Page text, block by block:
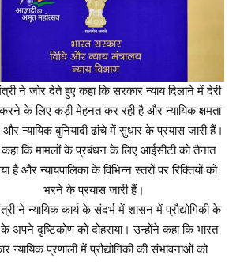
ने जोर देते हुए कहा कि सरकार न्याय दिलाने में देरी
के लिए कड़ी मेहनत कर रही है और न्यायिक क्षमता
और न्यायिक बुनियादी ढांचे में सुधार के प्रयास जारी हैं।
कहा कि मामलों के प्रबंधन के लिए आईसीटी को तैनात
है और न्यायपालिका के विभिन्न स्तरों पर रिक्तियों को
भरने के प्रयास जारी हैं।
ने न्यायिक कार्य के संदर्भ में शासन में प्रौद्योगिकी के
अपने दृष्टिकोण को दोहराया। उन्होंने कहा कि भारत
न्यायिक प्रणाली में प्रौद्योगिकी की संभावनाओं को